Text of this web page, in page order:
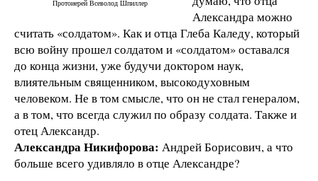
Протоиерей Всеволод Шпиллер
Александра можно
считать «солдатом». Как и отца Глеба Каледу, который
всю войну прошел солдатом и «солдатом» оставался
до конца жизни, уже будучи доктором наук,
влиятельным священником, высокодуховным
человеком. Не в том смысле, что он не стал генералом,
а в том, что всегда служил по образу солдата. Также и
отец Александр.
Александра Никифорова: Андрей Борисович, а что
больше всего удивляло в отце Александре?